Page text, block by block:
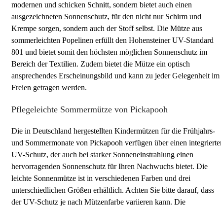
modernen und schicken Schnitt, sondern bietet auch einen
ausgezeichneten Sonnenschutz, für den nicht nur Schirm und
Krempe sorgen, sondern auch der Stoff selbst. Die Mütze aus
sommerleichten Popelinen erfüllt den Hohensteiner UV-Standard
801 und bietet somit den höchsten möglichen Sonnenschutz im
Bereich der Textilien. Zudem bietet die Mütze ein optisch
ansprechendes Erscheinungsbild und kann zu jeder Gelegenheit im
Freien getragen werden.
Pflegeleichte Sommermütze von Pickapooh
Die in Deutschland hergestellten Kindermützen für die Frühjahrs-
und Sommermonate von Pickapooh verfügen über einen
UV-Schutz, der auch bei starker Sonneneinstrahlung einen
hervorragenden Sonnenschutz für Ihren Nachwuchs bietet. Die
leichte Sonnenmütze ist in verschiedenen Farben und drei
unterschiedlichen Größen erhältlich. Achten Sie bitte darauf, dass
der UV-Schutz je nach Mützenfarbe variieren kann. Die